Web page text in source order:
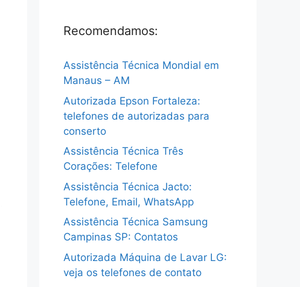
Recomendamos:
Assistência Técnica Mondial em
Manaus – AM
Autorizada Epson Fortaleza:
telefones de autorizadas para
conserto
Assistência Técnica Três
Corações: Telefone
Assistência Técnica Jacto:
Telefone, Email, WhatsApp
Assistência Técnica Samsung
Campinas SP: Contatos
Autorizada Máquina de Lavar LG:
veja os telefones de contato